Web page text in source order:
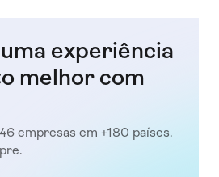
experiência
melhor com
empresas em +180 países.